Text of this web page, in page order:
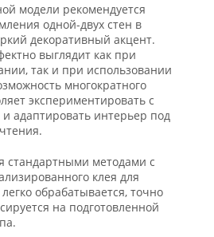
модели рекомендуется
одной-двух стен в
декоративный акцент.
выглядит как при
так и при использовании
многократного
экспериментировать с
адаптировать интерьер под
стандартными методами с
клея для
обрабатывается, точно
на подготовленной